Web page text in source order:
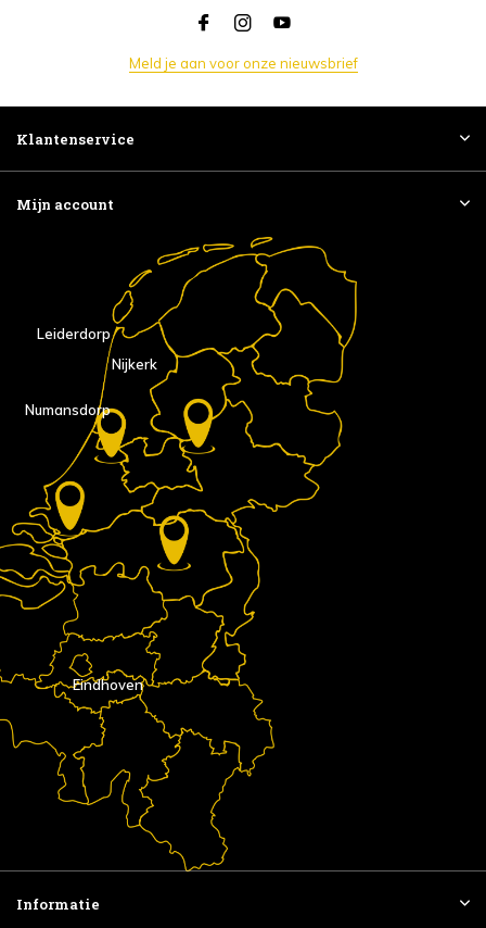
Meld je aan voor onze nieuwsbrief
Klantenservice
Mijn account
Eindhoven
Nijkerk
Numansdorp
Leiderdorp
Informatie